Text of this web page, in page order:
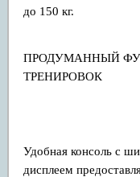
до 150 кг.
ПРОДУМАННЫЙ
ТРЕНИРОВОК
Удобная консоль с
дисплеем